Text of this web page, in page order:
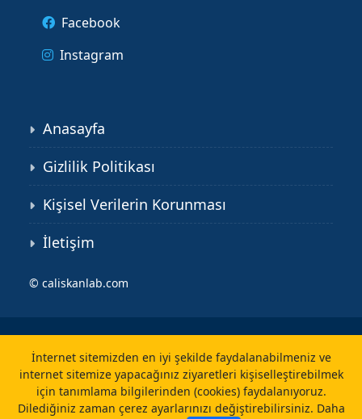
Facebook
Instagram
Anasayfa
Gizlilik Politikası
Kişisel Verilerin Korunması
İletişim
© caliskanlab.com
İnternet sitemizden en iyi şekilde faydalanabilmeniz ve
internet sitemize yapacağınız ziyaretleri kişiselleştirebilmek
için tanımlama bilgilerinden (cookies) faydalanıyoruz.
Dilediğiniz zaman çerez ayarlarınızı değiştirebilirsiniz. Daha